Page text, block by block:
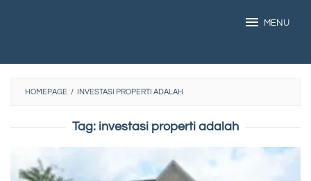
MENU
HOMEPAGE / INVESTASI PROPERTI ADALAH
Tag: investasi properti adalah